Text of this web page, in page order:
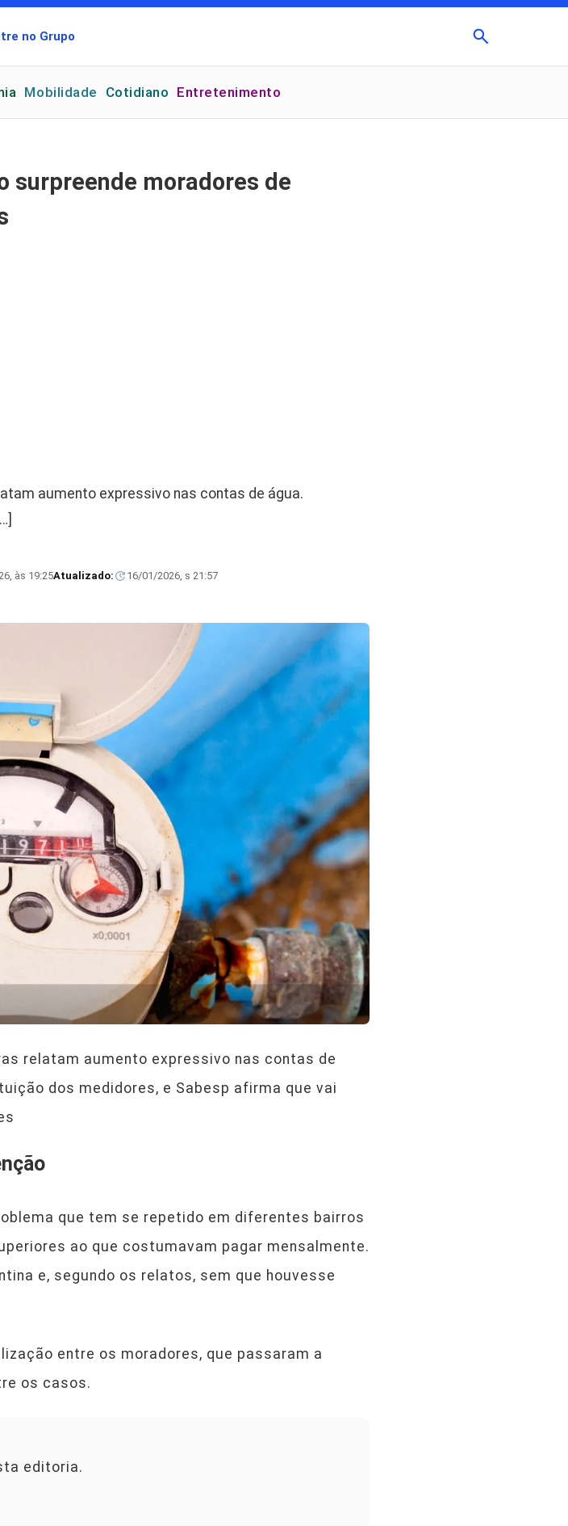
no Grupo
Buscar
Mobilidade Cotidiano Entretenimento
surpreende moradores de
aumento expressivo nas contas de água.
às 19:25Atualizado: 16/01/2026, s 21:57
relatam aumento expressivo nas contas de
dos medidores, e Sabesp afirma que vai
que tem se repetido em diferentes bairros
ao que costumavam pagar mensalmente.
e, segundo os relatos, sem que houvesse
entre os moradores, que passaram a
os casos.
editoria.